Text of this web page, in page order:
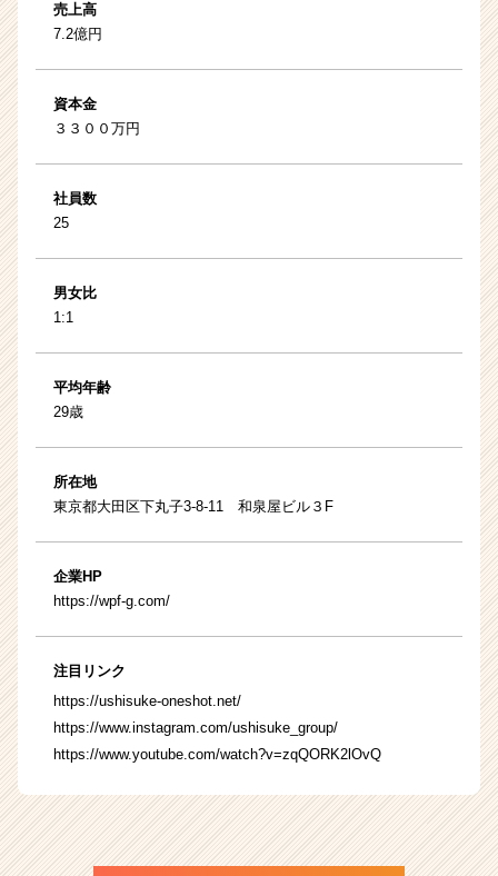
売上高
7.2億円
資本金
３３００万円
社員数
25
男女比
1:1
平均年齢
29歳
所在地
東京都大田区下丸子3‐8‐11 和泉屋ビル３F
企業HP
https://wpf-g.com/
注目リンク
https://ushisuke-oneshot.net/
https://www.instagram.com/ushisuke_group/
https://www.youtube.com/watch?v=zqQORK2lOvQ